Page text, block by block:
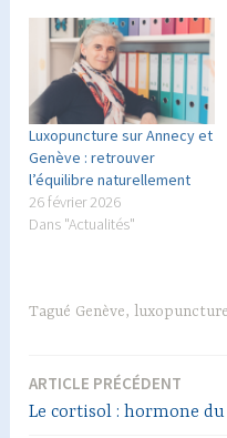
Luxopuncture sur Annecy et
Genève : retrouver
l’équilibre naturellement
26 février 2026
Dans "Actualités"
Tagué Genève, luxopuncture
Navigation
ARTICLE PRÉCÉDENT
Le cortisol : hormone du